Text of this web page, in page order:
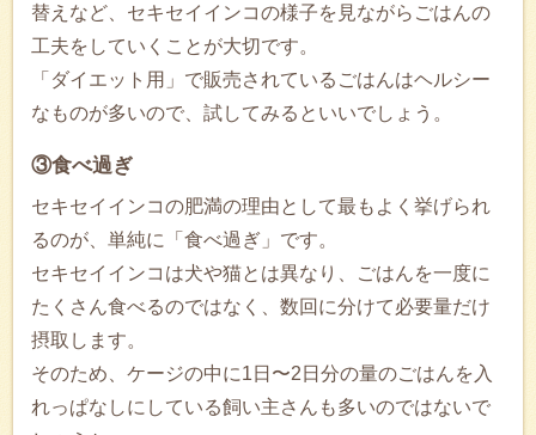
替えなど、セキセイインコの様子を見ながらごはんの
工夫をしていくことが大切です。
「ダイエット用」で販売されているごはんはヘルシー
なものが多いので、試してみるといいでしょう。
③食べ過ぎ
セキセイインコの肥満の理由として最もよく挙げられ
るのが、単純に「食べ過ぎ」です。
セキセイインコは犬や猫とは異なり、ごはんを一度に
たくさん食べるのではなく、数回に分けて必要量だけ
摂取します。
そのため、ケージの中に1日〜2日分の量のごはんを入
れっぱなしにしている飼い主さんも多いのではないで